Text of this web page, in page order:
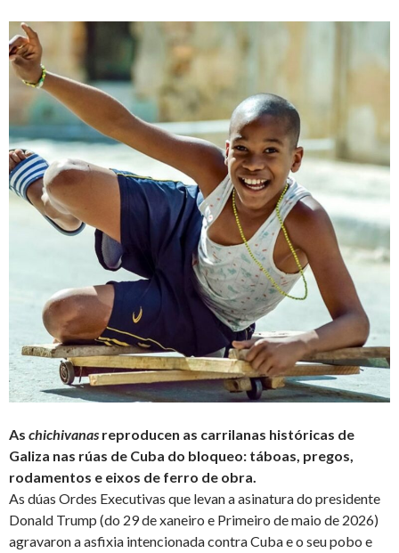
As chichivanas reproducen as carrilanas históricas de
Galiza nas rúas de Cuba do bloqueo: táboas, pregos,
rodamentos e eixos de ferro de obra.
As dúas Ordes Executivas que levan a asinatura do presidente
Donald Trump (do 29 de xaneiro e Primeiro de maio de 2026)
agravaron a asfixia intencionada contra Cuba e o seu pobo e